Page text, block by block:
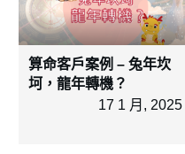
算命客戶案例 – 兔年坎
坷，龍年轉機？
17 1 月, 2025